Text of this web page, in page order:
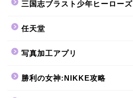
三国志ブラスト少年ヒーローズ
任天堂
写真加工アプリ
勝利の女神:NIKKE攻略